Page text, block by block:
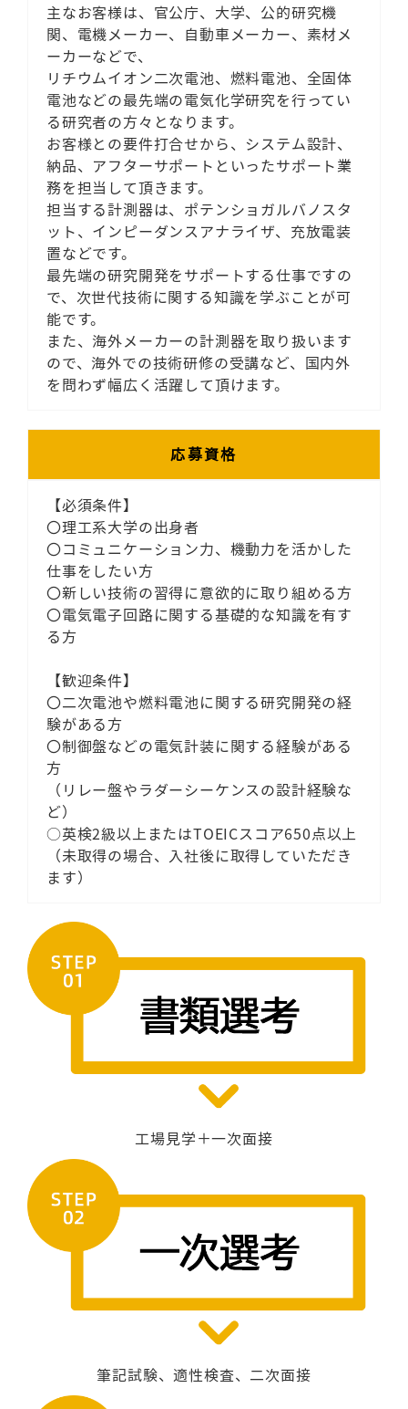
主なお客様は、官公庁、大学、公的研究機
関、電機メーカー、自動車メーカー、素材メ
ーカーなどで、
リチウムイオン二次電池、燃料電池、全固体
電池などの最先端の電気化学研究を行ってい
る研究者の方々となります。
お客様との要件打合せから、システム設計、
納品、アフターサポートといったサポート業
務を担当して頂きます。
担当する計測器は、ポテンショガルバノスタ
ット、インピーダンスアナライザ、充放電装
置などです。
最先端の研究開発をサポートする仕事ですの
で、次世代技術に関する知識を学ぶことが可
能です。
また、海外メーカーの計測器を取り扱います
ので、海外での技術研修の受講など、国内外
を問わず幅広く活躍して頂けます。
応募資格
【必須条件】
〇理工系大学の出身者
〇コミュニケーション力、機動力を活かした
仕事をしたい方
〇新しい技術の習得に意欲的に取り組める方
〇電気電子回路に関する基礎的な知識を有す
る方
【歓迎条件】
〇二次電池や燃料電池に関する研究開発の経
験がある方
〇制御盤などの電気計装に関する経験がある
方
（リレー盤やラダーシーケンスの設計経験な
ど）
○英検2級以上またはTOEICスコア650点以上
（未取得の場合、入社後に取得していただき
ます）
工場見学＋一次面接
筆記試験、適性検査、二次面接